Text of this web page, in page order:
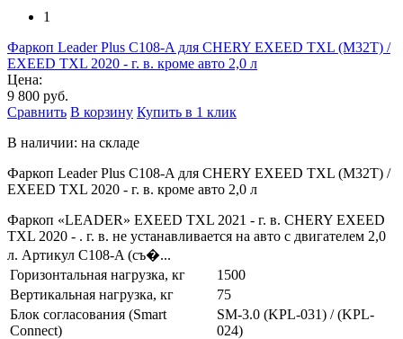
1
Фаркоп Leader Plus C108-A для CHERY EXEED TXL (M32T) /
EXEED TXL 2020 - г. в. кроме авто 2,0 л
Цена:
9 800 руб.
Сравнить В корзину Купить в 1 клик
В наличии: на складе
Фаркоп Leader Plus C108-A для CHERY EXEED TXL (M32T) /
EXEED TXL 2020 - г. в. кроме авто 2,0 л
Фаркоп «LEADER» EXEED TXL 2021 - г. в. CHERY EXEED
TXL 2020 - . г. в. не устанавливается на авто с двигателем 2,0
л. Артикул C108-A (съ�...
Горизонтальная нагрузка, кг
1500
Вертикальная нагрузка, кг
75
Блок согласования (Smart
Connect)
SM-3.0 (KPL-031) / (KPL-
024)